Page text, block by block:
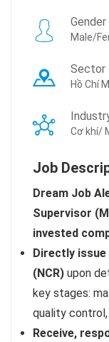
Gender
Male/
Sector
Hồ Chí
Cơ khí/
Job
Dream Job
Supervisor
invested
Directly
(NCR) upon
key stages:
quality
Receive,